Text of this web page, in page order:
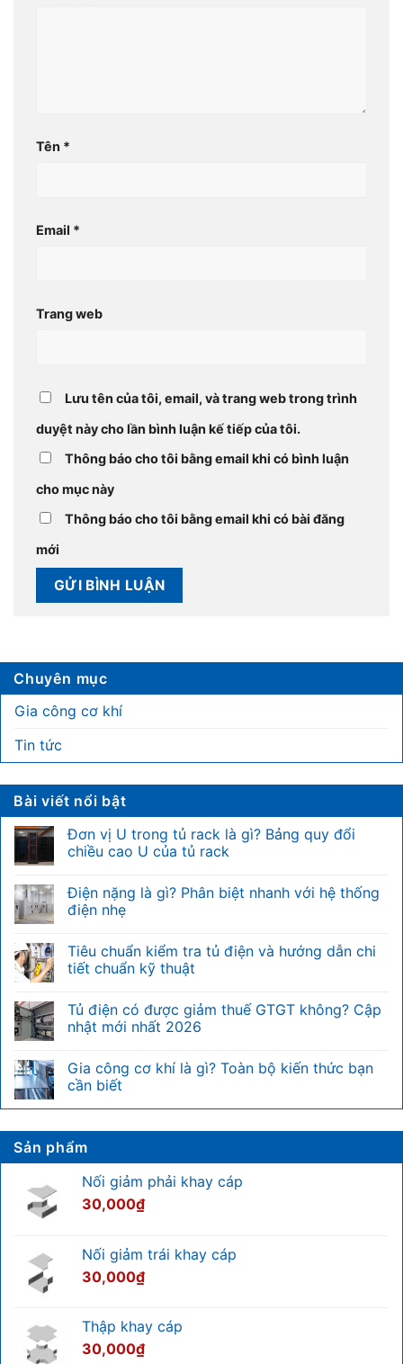
Tên *
Email *
Trang web
Lưu tên của tôi, email, và trang web trong trình
duyệt này cho lần bình luận kế tiếp của tôi.
Thông báo cho tôi bằng email khi có bình luận
cho mục này
Thông báo cho tôi bằng email khi có bài đăng
mới
Chuyên mục
Gia công cơ khí
Tin tức
Bài viết nổi bật
Đơn vị U trong tủ rack là gì? Bảng quy đổi
chiều cao U của tủ rack
bình
luận
ở
U
trong
tủ
gì?
Bảng
quy
cao
U
của
Điện nặng là gì? Phân biệt nhanh với hệ thống
điện nhẹ
bình
luận
ở
là
gì?
Phân
với
hệ
thống
Tiêu chuẩn kiểm tra tủ điện và hướng dẫn chi
tiết chuẩn kỹ thuật
bình
luận
ở
kiểm
tra
tủ
dẫn
chi
tiết
chuẩn
thuật
Tủ điện có được giảm thuế GTGT không? Cập
nhật mới nhất 2026
bình
luận
ở
được
giảm
thuế
GTGT
không?
Cập
nhật
Gia công cơ khí là gì? Toàn bộ kiến thức bạn
cần biết
luận
ở
Gia
công
kiến
bạn
Sản phẩm
Nối giảm phải khay cáp
30,000₫
Nối giảm trái khay cáp
30,000₫
Thập khay cáp
30,000₫